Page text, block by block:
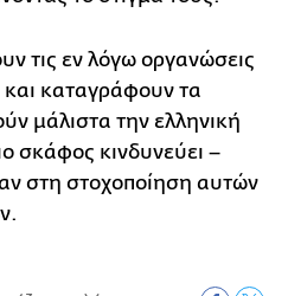
τις εν λόγω οργανώσεις
καταγράφουν τα
μάλιστα την ελληνική
σκάφος κινδυνεύει –
στη στοχοποίηση αυτών